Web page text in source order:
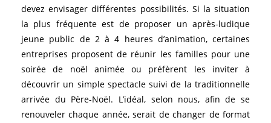
devez envisager différentes possibilités. Si la situation
la plus fréquente est de proposer un après-ludique
jeune public de 2 à 4 heures d’animation, certaines
entreprises proposent de réunir les familles pour une
soirée de noël animée ou préfèrent les inviter à
découvrir un simple spectacle suivi de la traditionnelle
arrivée du Père-Noël. L’idéal, selon nous, afin de se
renouveler chaque année, serait de changer de format